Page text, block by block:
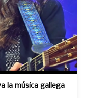
la música gallega